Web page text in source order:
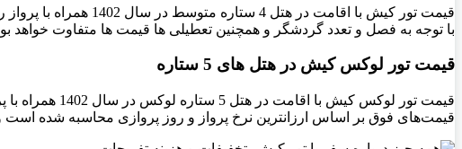
قیمت تور کیش با
با توجه به فصل و تعدد گردشگر و همچنین تعطیلی ها قیمت ها متفاوت خواهد
قیمت تور لوکس کیش در هتل های 5 ستاره
قیمت تور
قیمت‌های فوق بر اساس ارزانترین نرخ پرواز و روز پروازی محاسبه شده است